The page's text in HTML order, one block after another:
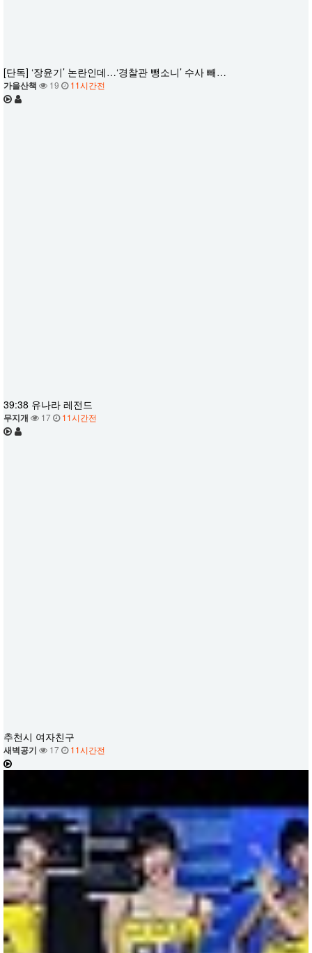
[단독] ‘장윤기’ 논란인데…‘경찰관 뺑소니’ 수사 빼…
가을산책 19 11시간전
39:38 유나라 레전드
무지개 17 11시간전
추천시 여자친구
새벽공기 17 11시간전